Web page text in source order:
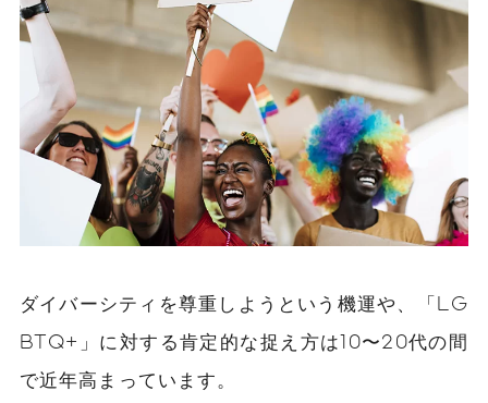
ダイバーシティを尊重しようという機運や、「LG
BTQ+」に対する肯定的な捉え方は10〜20代の間
で近年高まっています。